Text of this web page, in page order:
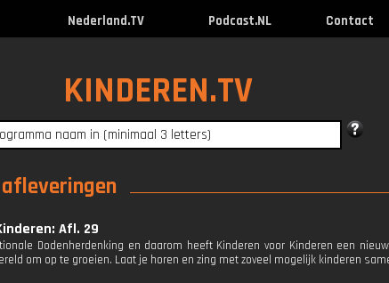
Nederland.TV Podcast.NL Contact
KINDEREN.TV
Afl. 29
Dodenherdenking en daarom heeft Kinderen voor Kinderen een
om op te groeien. Laat je horen en zing met zoveel mogelijk kinderen